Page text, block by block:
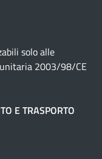
solo alle
2003/98/CE
E TRASPORTO